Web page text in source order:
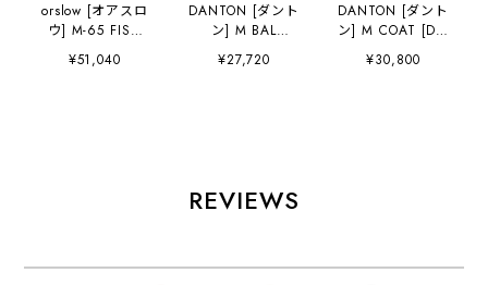
orslow [オアスロ
ウ] M-65 FISH
TAIL COAT ARMY
GREEN [03-6065-¥51,040
DANTON [ダント
ン] M BAL
COLLAR COAT
[DT-A0702WLX]
ック・MEN'S
[2025AW]
¥27,720
DANTON [ダント
ン] M COAT [DT-
A0768TNY] メン
ズ コート・ロング
¥30,800
REVIEWS